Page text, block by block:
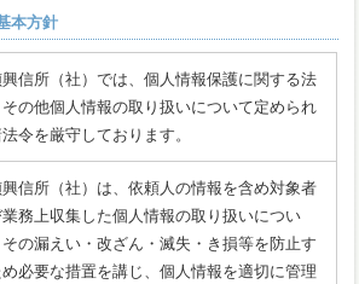
本方針
信所（社）では、個人情報保護に関する法
の他個人情報の取り扱いについて定められ
令を厳守しております。
信所（社）は、依頼人の情報を含め対象者
業務上収集した個人情報の取り扱いについ
の漏えい・改ざん・滅失・き損等を防止す
め必要な措置を講じ、個人情報を適切に管理